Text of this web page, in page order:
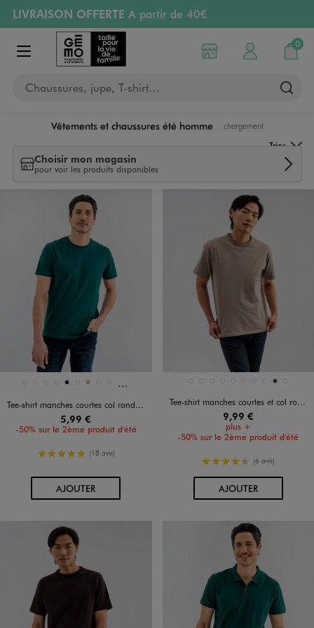
Aller au contenu principal
Aller à la navigation
LIVRAISON OFFERTE A partir de 40€
RETRAIT ET LIVRAISON OFFERTE
en magasin
PAYEZ EN 3x SANS FRAIS
Retours OFFERTS
pendant 30 jours
Afficher le menu
Chaussures, jupe, T-shirt…
Choisir mon magasin
Mon compte
0
Mon
Vêtements et chaussures été homme chargement
Choisir mon magasin
pour voir les produits disponibles
Trier
Disponible en 11 coloris
BLEU STANDARD
JAUNE CLAIR
MARINENOIR STANDARD
OCRE
Tee-shirt manches courtes col rond en coton homme
5,99 €
-50% sur le 2ème produit d'été
5/5 de moyenne
(18 avis)
AJOUTERAU PANIER
Disponible en 10 coloris
MARRON FONCE
MARRON STANDARD
NOIR STANDARD
TAUPE
Tee-shirt manches courtes et col rond homme
9,99 €
plus +
-50% sur le 2ème produit d'été
4.5/5 de moyenne
(6 avis)
AJOUTERAU PANIER